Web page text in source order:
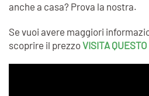
anche a casa? Prova la nostra.
Se vuoi avere maggiori
scoprire il prezzoVISITA QUESTO